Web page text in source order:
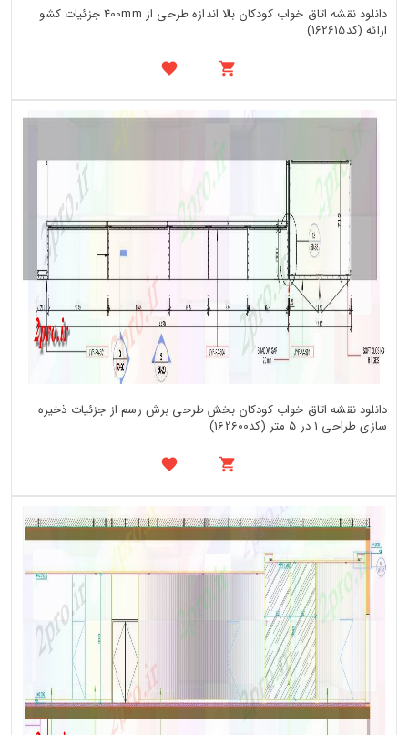
دانلود نقشه اتاق خواب کودکان بالا اندازه طرحی از 400mm جزئیات کشو
ارائه (کد162615)
دانلود نقشه اتاق خواب کودکان بخش طرحی برش رسم از جزئیات ذخیره
سازی طراحی 1 در 5 متر (کد162600)